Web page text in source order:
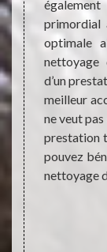
une
de
une
et
Le
de
:
primordial
optimale
nettoyage
d’un
meilleur
ne veut
prestation
pouvez
nettoyage